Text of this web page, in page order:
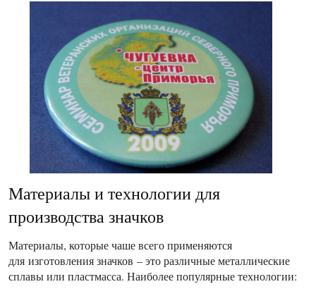
Материалы и технологии для
производства значков
Материалы, которые чаше всего применяются
для изготовления значков – это различные металлические
сплавы или пластмасса. Наиболее популярные технологии: